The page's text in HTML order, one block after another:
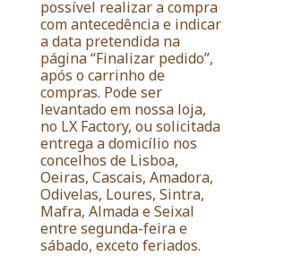
possível realizar a compra
com antecedência e indicar
a data pretendida na
página “Finalizar pedido”,
após o carrinho de
compras. Pode ser
levantado em nossa loja,
no LX Factory, ou solicitada
entrega a domicílio nos
concelhos de Lisboa,
Oeiras, Cascais, Amadora,
Odivelas, Loures, Sintra,
Mafra, Almada e Seixal
entre segunda-feira e
sábado, exceto feriados.